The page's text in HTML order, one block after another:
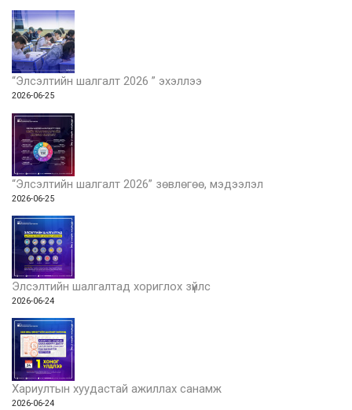
“Элсэлтийн шалгалт 2026 ” эхэллээ
2026-06-25
“Элсэлтийн шалгалт 2026” зөвлөгөө, мэдээлэл
2026-06-25
Элсэлтийн шалгалтад хориглох зүйлс
2026-06-24
Хариултын хуудастай ажиллах санамж
2026-06-24